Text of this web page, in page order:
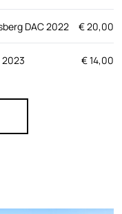
DAC 2022 € 20,00
2023 € 14,00